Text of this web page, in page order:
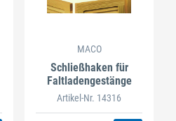
MACO
Schließhaken für
Faltladengestänge
Artikel-Nr. 14316